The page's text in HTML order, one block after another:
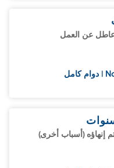
عن العمل
إنهاؤه (أسباب أخرى)